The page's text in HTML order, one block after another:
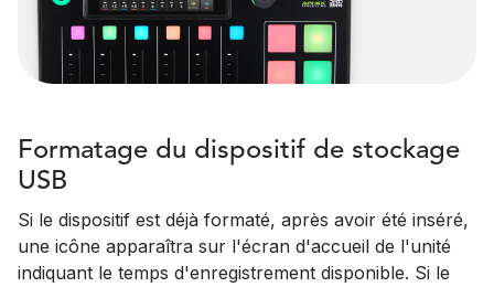
Formatage du dispositif de stockage
USB
Si le dispositif est déjà formaté, après avoir été inséré,
une icône apparaîtra sur l'écran d'accueil de l'unité
indiquant le temps d'enregistrement disponible. Si le